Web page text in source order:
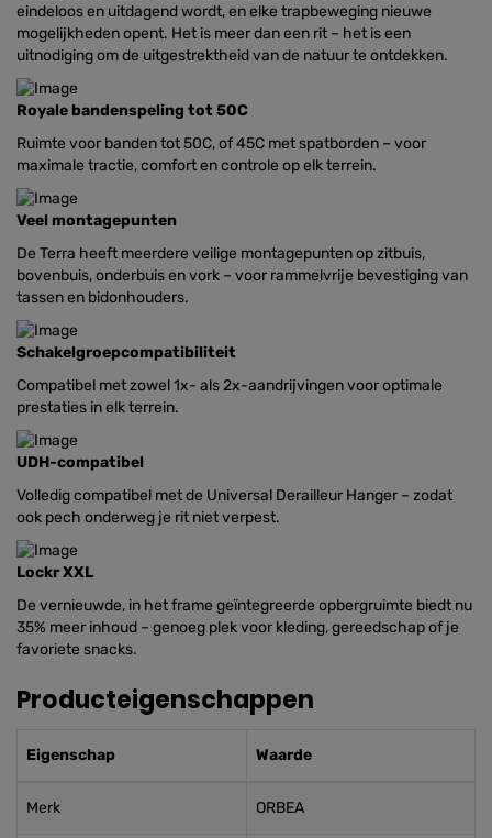
eindeloos en uitdagend wordt, en elke trapbeweging nieuwe
mogelijkheden opent. Het is meer dan een rit – het is een
uitnodiging om de uitgestrektheid van de natuur te ontdekken.
Royale bandenspeling tot 50C
Ruimte voor banden tot 50C, of 45C met spatborden – voor
maximale tractie, comfort en controle op elk terrein.
Veel montagepunten
De Terra heeft meerdere veilige montagepunten op zitbuis,
bovenbuis, onderbuis en vork – voor rammelvrije bevestiging van
tassen en bidonhouders.
Schakelgroepcompatibiliteit
Compatibel met zowel 1x- als 2x-aandrijvingen voor optimale
prestaties in elk terrein.
UDH-compatibel
Volledig compatibel met de Universal Derailleur Hanger – zodat
ook pech onderweg je rit niet verpest.
Lockr XXL
De vernieuwde, in het frame geïntegreerde opbergruimte biedt nu
35% meer inhoud – genoeg plek voor kleding, gereedschap of je
favoriete snacks.
Producteigenschappen
Eigenschap Waarde
Merk ORBEA